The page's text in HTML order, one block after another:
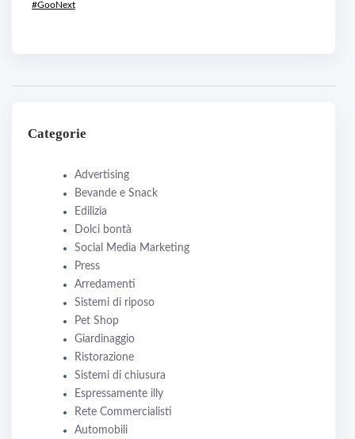
#GooNext
Categorie
Advertising
Bevande e Snack
Edilizia
Dolci bontà
Social Media Marketing
Press
Arredamenti
Sistemi di riposo
Pet Shop
Giardinaggio
Ristorazione
Sistemi di chiusura
Espressamente illy
Rete Commercialisti
Automobili